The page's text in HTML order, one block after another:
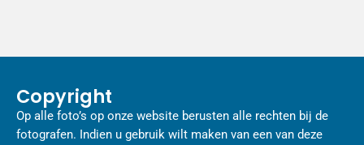
Copyright
Op alle foto’s op onze website berusten alle rechten bij de
fotografen. Indien u gebruik wilt maken van een van deze